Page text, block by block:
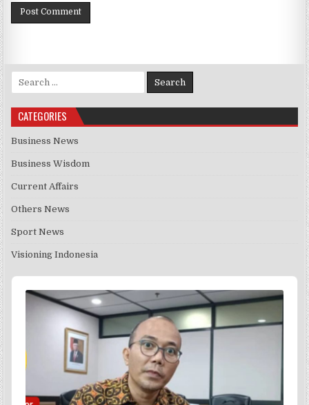
Search for:
CATEGORIES
Business News
Business Wisdom
Current Affairs
Others News
Sport News
Visioning Indonesia
Audio
Player